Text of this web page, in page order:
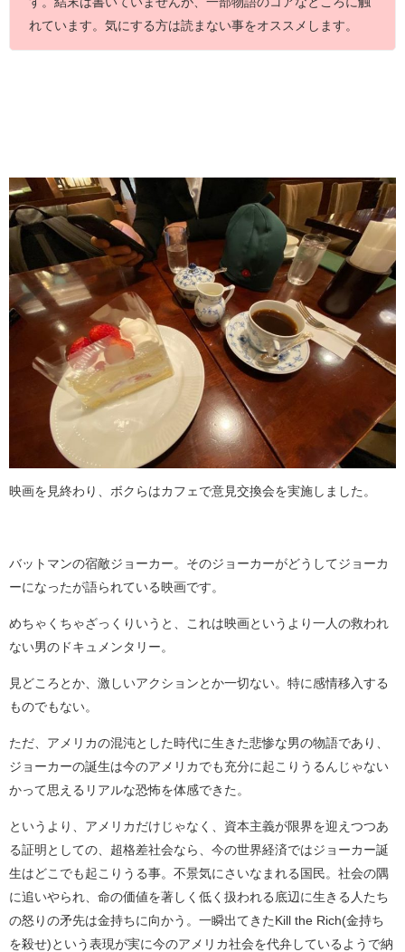
れています。気にする方は読まない事をオススメします。
映画を見終わり、ボクらはカフェで意見交換会を実施しました。
バットマンの宿敵ジョーカー。そのジョーカーがどうしてジョーカ
ーになったが語られている映画です。
めちゃくちゃざっくりいうと、これは映画というより一人の救われ
ない男のドキュメンタリー。
見どころとか、激しいアクションとか一切ない。特に感情移入する
ものでもない。
ただ、アメリカの混沌とした時代に生きた悲惨な男の物語であり、
ジョーカーの誕生は今のアメリカでも充分に起こりうるんじゃない
かって思えるリアルな恐怖を体感できた。
というより、アメリカだけじゃなく、資本主義が限界を迎えつつあ
る証明としての、超格差社会なら、今の世界経済ではジョーカー誕
生はどこでも起こりうる事。不景気にさいなまれる国民。社会の隅
に追いやられ、命の価値を著しく低く扱われる底辺に生きる人たち
の怒りの矛先は金持ちに向かう。一瞬出てきたKill the Rich(金持ち
を殺せ)という表現が実に今のアメリカ社会を代弁しているようで納